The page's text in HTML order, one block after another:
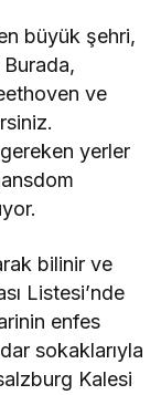
büyük şehri,
ve
yerler
bilinir ve
Listesi’nde
enfes
sokaklarıyla
Kalesi